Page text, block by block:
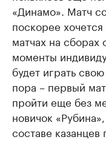
«Динамо». Матч
поскорее
матчах на сборах
моменты
будет играть
пора – первый
пройти еще без
новичок
составе казанцев